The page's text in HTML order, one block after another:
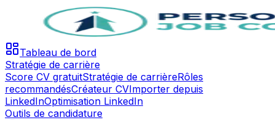
Tableau de bord
Stratégie de carrière
Score CV gratuitStratégie de carrièreRôles
recommandésCréateur CVImporter depuis
LinkedInOptimisation LinkedIn
Outils de candidature